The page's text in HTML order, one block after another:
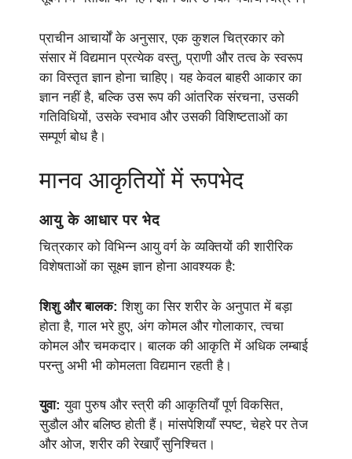
प्राचीन आचार्यों के अनुसार, एक कुशल चित्रकार को
संसार में विद्यमान प्रत्येक वस्तु, प्राणी और तत्व के स्वरूप
का विस्तृत ज्ञान होना चाहिए। यह केवल बाहरी आकार का
ज्ञान नहीं है, बल्कि उस रूप की आंतरिक संरचना, उसकी
गतिविधियों, उसके स्वभाव और उसकी विशिष्टताओं का
सम्पूर्ण बोध है।
मानव आकृतियों में रूपभेद
आयु के आधार पर भेद
चित्रकार को विभिन्न आयु वर्ग के व्यक्तियों की शारीरिक
विशेषताओं का सूक्ष्म ज्ञान होना आवश्यक है:
शिशु और बालक: शिशु का सिर शरीर के अनुपात में बड़ा
होता है, गाल भरे हुए, अंग कोमल और गोलाकार, त्वचा
कोमल और चमकदार। बालक की आकृति में अधिक लम्बाई
परन्तु अभी भी कोमलता विद्यमान रहती है।
युवा: युवा पुरुष और स्त्री की आकृतियाँ पूर्ण विकसित,
सुडौल और बलिष्ठ होती हैं। मांसपेशियाँ स्पष्ट, चेहरे पर तेज
और ओज, शरीर की रेखाएँ सुनिश्चित।